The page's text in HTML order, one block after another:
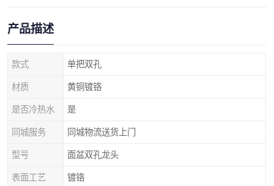
产品描述
款式 单把双孔
材质 黄铜镀铬
是否冷热水 是
同城服务 同城物流送货上门
型号 面盆双孔龙头
表面工艺 镀铬